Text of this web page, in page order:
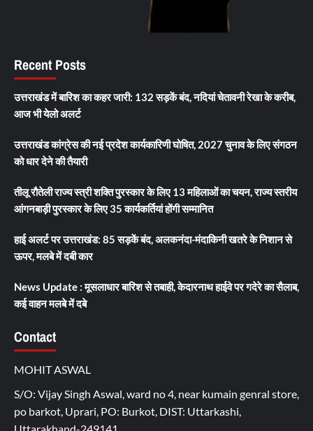
Recent Posts
उत्तराखंड में बारिश का कहर जारी: 132 सड़कें बंद, नदियां चेतावनी रेखा के करीब,
आज भी येलो अलर्ट
उत्तराखंड कांग्रेस की नई प्रदेश कार्यकारिणी घोषित, 2027 चुनाव के लिए संगठन
को धार देने की तैयारी
तीलू रौतेली राज्य स्त्री शक्ति पुरस्कार के लिए 13 महिलाओं का चयन, राज्य स्तरीय
आंगनबाड़ी पुरस्कार के लिए 35 कार्यकर्तियां होंगी सम्मानित
हाई अलर्ट पर उत्तराखंड: 85 सड़कें बंद, अलकनंदा-मंदाकिनी खतरे के निशान से
ऊपर, मलबे में दबी कार
News Update : मूसलाधार बारिश से तबाही, केदारनाथ हाईवे पर गदेरे का सैलाब,
कई वाहन मलबे में दबे
Contact
MOHIT ASWAL
S/O: Vijay Singh Aswal, ward no 4, near kumain genral store,
po barkot, Uprari, PO: Burkot, DIST: Uttarkashi,